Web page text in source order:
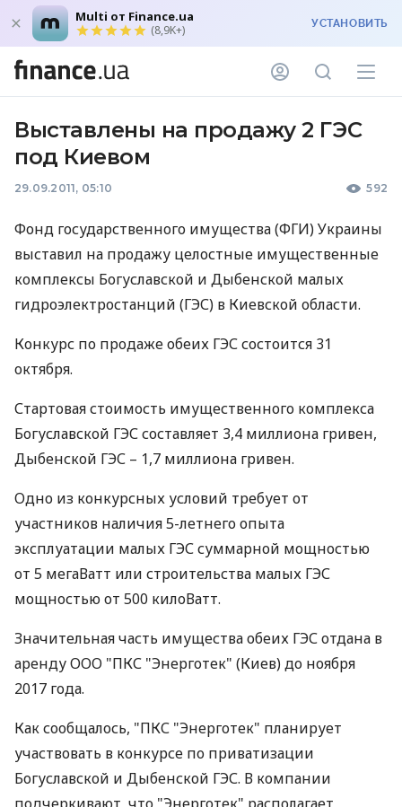
Multi от Finance.ua
(8,9K+) УСТАНОВИТЬ
Выставлены на продажу 2 ГЭС
под Киевом
29.09.2011, 05:10 592
Фонд государственного имущества (ФГИ) Украины
выставил на продажу целостные имущественные
комплексы Богуславской и Дыбенской малых
гидроэлектростанций (ГЭС) в Киевской области.
Конкурс по продаже обеих ГЭС состоится 31
октября.
Стартовая стоимость имущественного комплекса
Богуславской ГЭС составляет 3,4 миллиона гривен,
Дыбенской ГЭС – 1,7 миллиона гривен.
Одно из конкурсных условий требует от
участников наличия 5-летнего опыта
эксплуатации малых ГЭС суммарной мощностью
от 5 мегаВатт или строительства малых ГЭС
мощностью от 500 килоВатт.
Значительная часть имущества обеих ГЭС отдана в
аренду ООО "ПКС "Энерготек" (Киев) до ноября
2017 года.
Как сообщалось, "ПКС "Энерготек" планирует
участвовать в конкурсе по приватизации
Богуславской и Дыбенской ГЭС. В компании